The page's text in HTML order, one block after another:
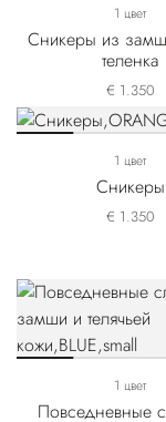
1 цвет
Сникеры из
теленка
€ 1.350
1 цвет
Сникеры
€ 1.350
1 цвет
Повседневные